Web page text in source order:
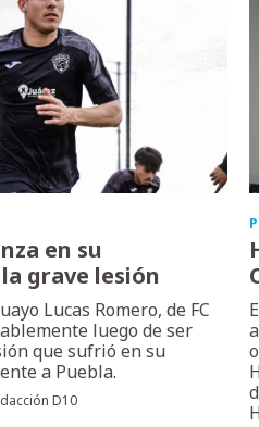
en su
grave lesión
Lucas Romero, de FC
luego de ser
que sufrió en su
a Puebla.
D10